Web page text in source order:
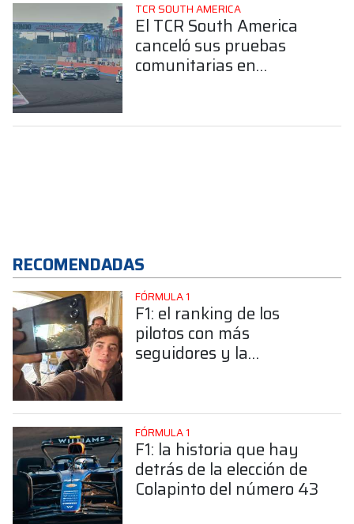
TCR SOUTH AMERICA
El TCR South America
canceló sus pruebas
comunitarias en
RECOMENDADAS
FÓRMULA 1
F1: el ranking de los
pilotos con más
seguidores y la
FÓRMULA 1
F1: la historia que hay
detrás de la elección de
Colapinto del número 43